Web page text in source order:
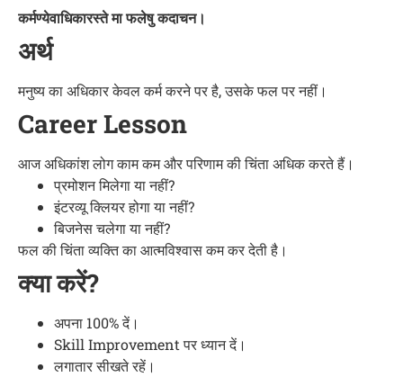
कर्मण्येवाधिकारस्ते मा फलेषु कदाचन।
अर्थ
मनुष्य का अधिकार केवल कर्म करने पर है, उसके फल पर नहीं।
Career Lesson
आज अधिकांश लोग काम कम और परिणाम की चिंता अधिक करते हैं।
प्रमोशन मिलेगा या नहीं?
इंटरव्यू क्लियर होगा या नहीं?
बिजनेस चलेगा या नहीं?
फल की चिंता व्यक्ति का आत्मविश्वास कम कर देती है।
क्या करें?
अपना 100% दें।
Skill Improvement पर ध्यान दें।
लगातार सीखते रहें।